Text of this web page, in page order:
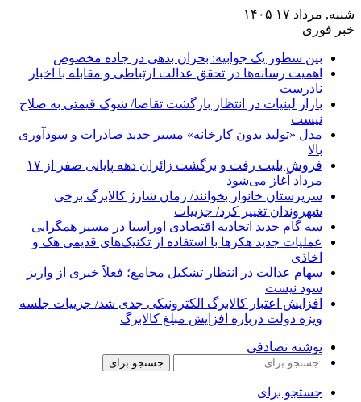
شنبه, مرداد ۱۷ ۱۴۰۵
خبر فوری
بین سطور یک جوابیه: بحران بدهی در جاده مخصوص
اهمیت رسانه‌ها در تحقق عدالت ارتباطی و مقابله با اخبار
نادرست
بازار لبنیات در انتظار بازگشت تقاضا/ شوک قیمتی به صلاح
نیست
مدل «تولید بدون کارخانه» مسیر جدید صادرات و سودآوری
بالا
فروش بلیت رفت و برگشت زائران دهه پایانی صفر از ۱۷
مرداد آغاز می‌شود
سرپرستان خانوار بخوانند/ زمان شارژ کالابرگ برخی
شهروندان تغییر کرد/ جزییات
سه گام جدید اتحادیه اقتصادی اوراسیا در مسیر همگرایی
عملیات جدید هکرها با استفاده از تکنیک‌های قدیمی هک و
اخاذی
سهام عدالت در انتظار تشکیل مجامع؛ فعلاً خبری از واریز
سود نیست
افزایش اعتبار کالابرگ الکترونیکی جدی شد/ جزییات جلسه
ویژه دولت درباره افزایش مبلغ کالابرگ
نوشته تصادفی
جستجو برای
جستجو برای